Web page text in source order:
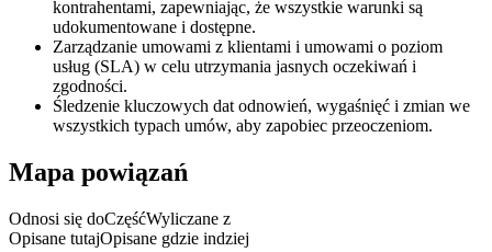
kontrahentami, zapewniając, że wszystkie warunki są
udokumentowane i dostępne.
Zarządzanie umowami z klientami i umowami o poziom
usług (SLA) w celu utrzymania jasnych oczekiwań i
zgodności.
Śledzenie kluczowych dat odnowień, wygaśnięć i zmian we
wszystkich typach umów, aby zapobiec przeoczeniom.
Mapa powiązań
Odnosi się doCzęśćWyliczane z
Opisane tutajOpisane gdzie indziej